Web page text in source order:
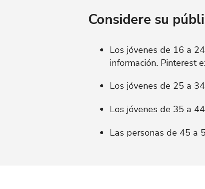
Considere su
Los jóvenes de 16 a
información. Pinterest
Los jóvenes de 25 a
Los jóvenes de 35 a
Las personas de 45 a